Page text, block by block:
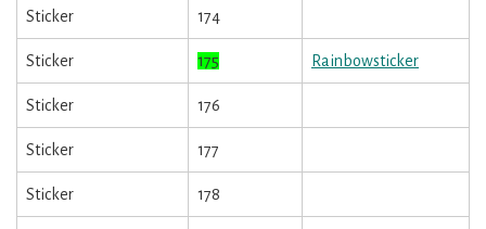
Sticker 174
Sticker 175 Rainbowsticker
Sticker 176
Sticker 177
Sticker 178